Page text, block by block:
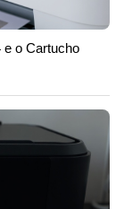
o Cartucho